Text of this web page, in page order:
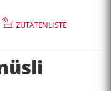
ZUTATENLISTE